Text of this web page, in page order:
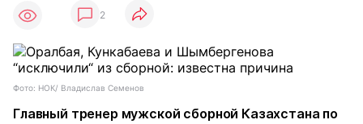
2
Фото: НОК/ Владислав Семенов
Главный тренер мужской сборной Казахстана по